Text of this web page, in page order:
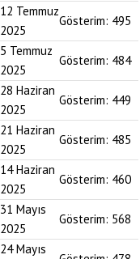
12 Temmuz
2025
Gösterim: 495
5 Temmuz
2025
Gösterim: 484
28 Haziran
2025
Gösterim: 449
21 Haziran
2025
Gösterim: 485
14 Haziran
2025
Gösterim: 460
31 Mayıs
2025
Gösterim: 568
24 Mayıs